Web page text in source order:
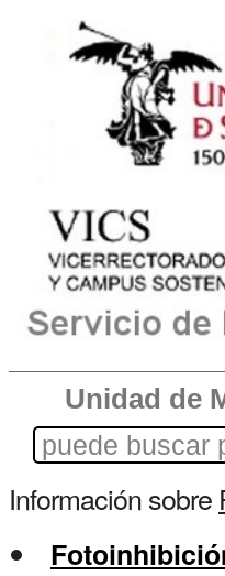
Unidad de
Información sobre